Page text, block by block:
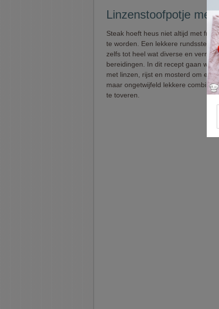
Linzenstoofpotje
Steak hoeft heus niet altijd met
te worden. Een lekkere rundssteak
zelfs tot heel wat diverse en
bereidingen. In dit recept gaan we
met linzen, rijst en mosterd om een
maar ongetwijfeld lekkere
te toveren.